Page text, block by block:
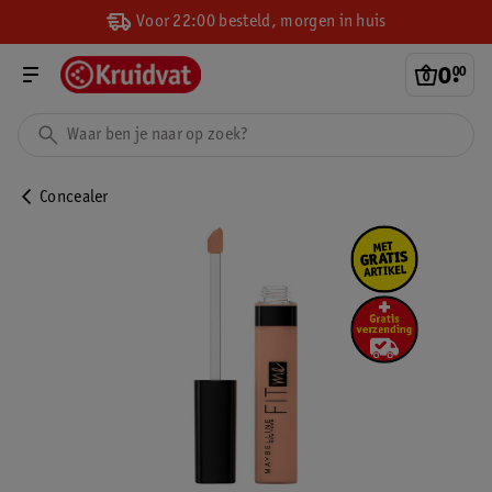
Voor 22:00 besteld, morgen in huis
0.
00
Concealer